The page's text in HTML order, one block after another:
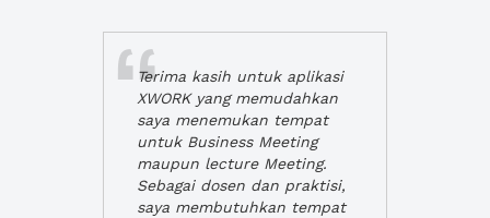
Terima kasih untuk aplikasi
XWORK yang memudahkan
saya menemukan tempat
untuk Business Meeting
maupun lecture Meeting.
Sebagai dosen dan praktisi,
saya membutuhkan tempat